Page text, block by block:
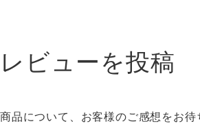
レビューを投稿
商品について、お客様のご感想をお待